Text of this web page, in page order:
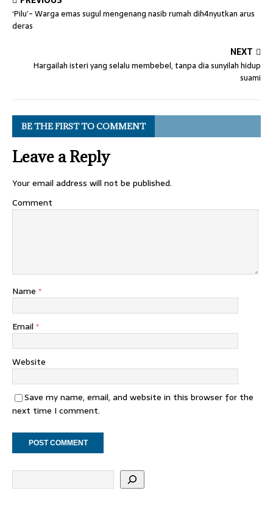
‘Pilu’- Warga emas sugul mengenang nasib rumah dih4nyutkan arus
deras
NEXT
Hargailah isteri yang selalu membebel, tanpa dia sunyilah hidup
suami
BE THE FIRST TO COMMENT
Leave a Reply
Your email address will not be published.
Comment
Name *
Email *
Website
Save my name, email, and website in this browser for the
next time I comment.